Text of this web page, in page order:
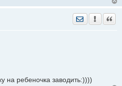
Отправить
на ребеночка заводить:))))